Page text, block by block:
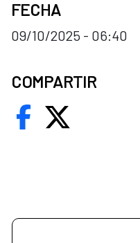
FECHA
09/10/2025 - 06:40
COMPARTIR